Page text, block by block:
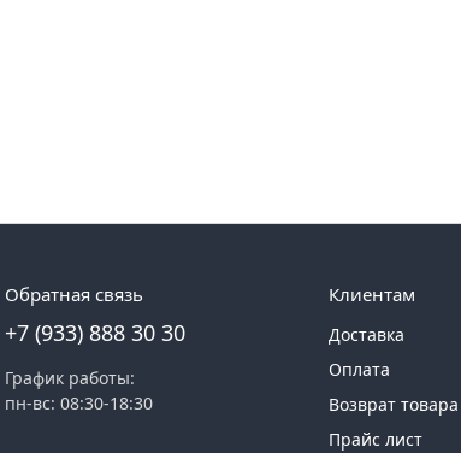
Обратная связь
+7 (933) 888 30 30
График работы:
пн-вс: 08:30-18:30
Клиентам
Доставка
Оплата
Возврат товара
Прайс лист